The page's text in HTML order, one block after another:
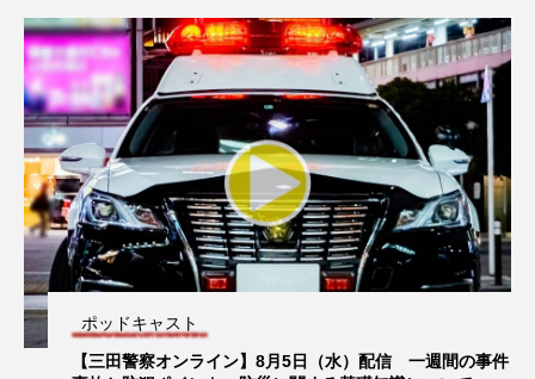
lets追求the牛肉 LOST LAND
MOCOコレクション オムニバス
Playground/校庭 ROKKO 森の音ミュージアム
ROKKO森の音ミュージアム Rooting Aroma
SANDA ORGANIC VILLAGE MEETINGのつながるラジオ
ポッドキャスト
【三田警察オンライン】8月5日（水）配信 一週間の事件
放課後ラジオ！
【放課後ラジオ！】8月4日（火）配信 県立有馬高校 第
【プレイリスト】シティポップ50選！